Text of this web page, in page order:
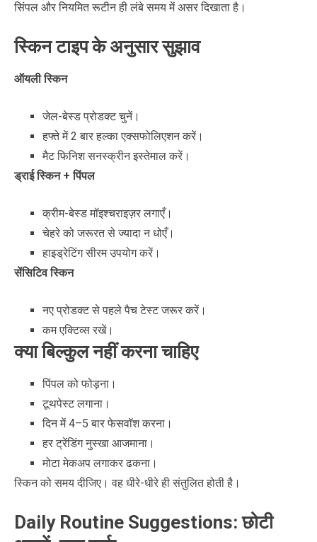
सिंपल और नियमित रूटीन ही लंबे समय में असर दिखाता है।
स्किन टाइप के अनुसार सुझाव
ऑयली स्किन
जेल-बेस्ड प्रोडक्ट चुनें।
हफ्ते में 2 बार हल्का एक्सफोलिएशन करें।
मैट फिनिश सनस्क्रीन इस्तेमाल करें।
ड्राई स्किन + पिंपल
क्रीम-बेस्ड मॉइश्चराइज़र लगाएँ।
चेहरे को जरूरत से ज्यादा न धोएँ।
हाइड्रेटिंग सीरम उपयोग करें।
सेंसिटिव स्किन
नए प्रोडक्ट से पहले पैच टेस्ट जरूर करें।
कम एक्टिव्स रखें।
क्या बिल्कुल नहीं करना चाहिए
पिंपल को फोड़ना।
टूथपेस्ट लगाना।
दिन में 4–5 बार फेसवॉश करना।
हर ट्रेंडिंग नुस्खा आजमाना।
मोटा मेकअप लगाकर ढकना।
स्किन को समय दीजिए। वह धीरे-धीरे ही संतुलित होती है।
Daily Routine Suggestions: छोटी